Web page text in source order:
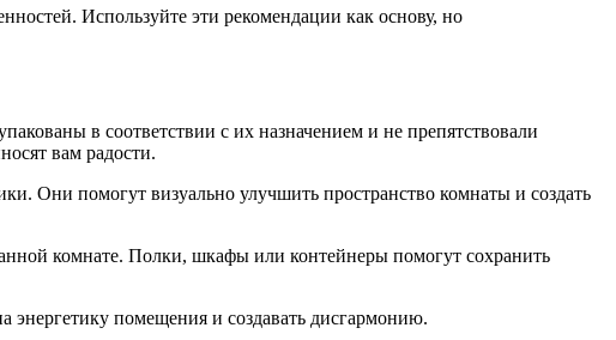
Используйте эти рекомендации как основу, но
в соответствии с их назначением и не препятствовали
вам радости.
Они помогут визуально улучшить пространство комнаты и создать
комнате. Полки, шкафы или контейнеры помогут сохранить
энергетику помещения и создавать дисгармонию.